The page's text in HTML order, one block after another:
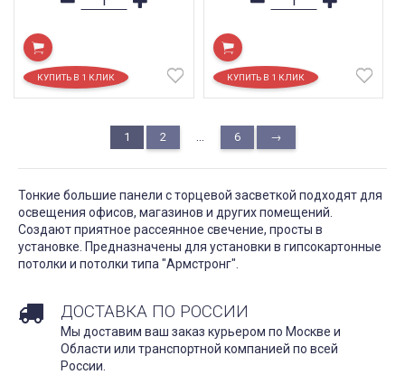
1 2 6 →
Тонкие большие панели с торцевой засветкой подходят для
освещения офисов, магазинов и других помещений.
Создают приятное рассеянное свечение, просты в
установке. Предназначены для установки в гипсокартонные
потолки и потолки типа "Армстронг".
ДОСТАВКА ПО РОССИИ
Мы доставим ваш заказ курьером по Москве и
Области или транспортной компанией по всей
России.